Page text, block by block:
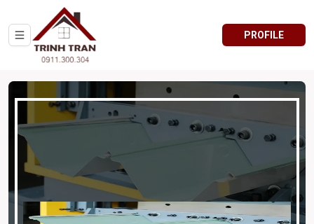
PROFILE